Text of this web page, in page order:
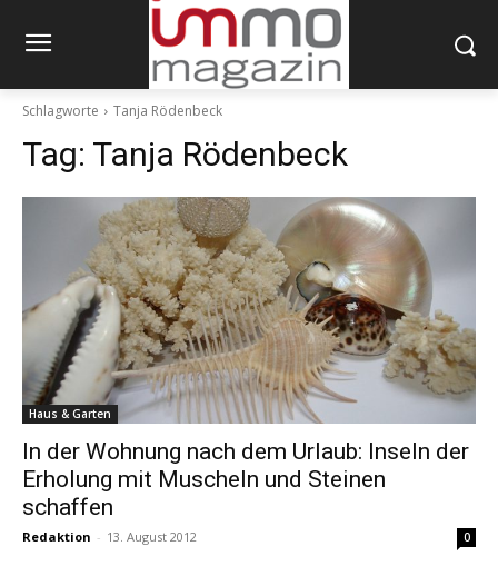
Schlagworte Tanja Rödenbeck
Tag: Tanja Rödenbeck
Haus & Garten
In der Wohnung nach dem Urlaub: Inseln der
Erholung mit Muscheln und Steinen
schaffen
Redaktion - 13. August 2012 0